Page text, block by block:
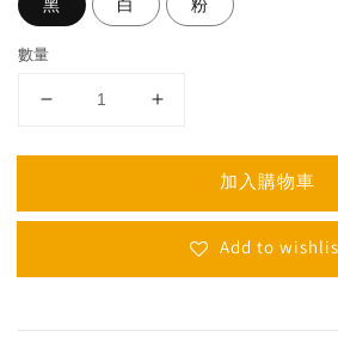
數量
加入購物車
Add to